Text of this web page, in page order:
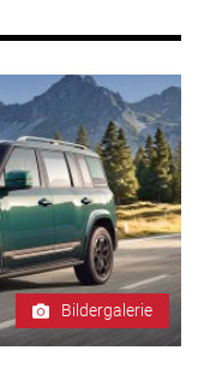
Bildergalerie